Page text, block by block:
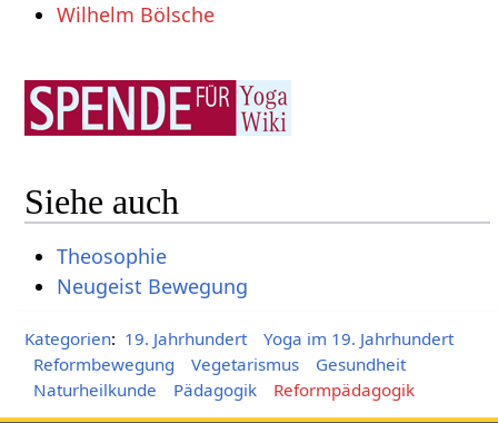
Wilhelm Bölsche
Siehe auch
Theosophie
Neugeist Bewegung
Kategorien: 19. Jahrhundert
Yoga im 19. Jahrhundert
Reformbewegung
Vegetarismus
Gesundheit
Naturheilkunde
Pädagogik Reformpädagogik